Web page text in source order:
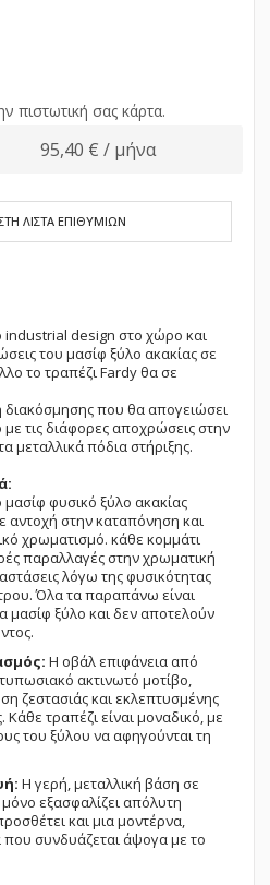
πιστωτική σας κάρτα.
95,40 € / μήνα
ΛΙΣΤΑ ΕΠΙΘΥΜΙΩΝ
industrial design στο χώρο και
του μασίφ ξύλο ακακίας σε
το τραπέζι Fardy θα σε
που θα απογειώσει
τις διάφορες αποχρώσεις στην
μεταλλικά πόδια στήριξης.
φυσικό ξύλο ακακίας
αντοχή στην καταπόνηση και
χρωματισμό. κάθε κομμάτι
παραλλαγές στην χρωματική
λόγω της φυσικότητας
Όλα τα παραπάνω είναι
μασίφ ξύλο και δεν αποτελούν
Η οβάλ επιφάνεια από
ακτινωτό μοτίβο,
ζεστασιάς και εκλεπτυσμένης
τραπέζι είναι μοναδικό, με
του ξύλου να αφηγούνται τη
Η γερή, μεταλλική βάση σε
εξασφαλίζει απόλυτη
και μια μοντέρνα,
που συνδυάζεται άψογα με το